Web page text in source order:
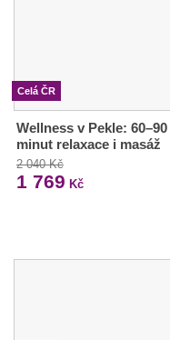
Celá ČR
Wellness v Pekle: 60–90
minut relaxace i masáž
2 040 Kč
1 769 Kč